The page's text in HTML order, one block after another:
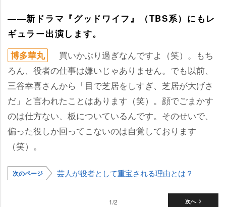
――新ドラマ『グッドワイフ』（TBS系）にもレ
ギュラー出演します。
博多華丸
買いかぶり過ぎなんですよ（笑）。もち
ろん、役者の仕事は嫌いじゃありません。でも以前、
三谷幸喜さんから「目で芝居をしすぎ、芝居が大げさ
だ」と言われたことはあります（笑）。顔でごまかす
のは仕方ない、板についているんです。そのせいで、
偏った役しか回ってこないのは自覚しております
（笑）。
次のページ 芸人が役者として重宝される理由とは？
次へ
1/2